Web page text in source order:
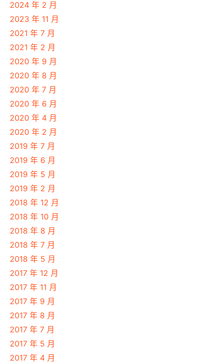
2024 年 2 月
2023 年 11 月
2021 年 7 月
2021 年 2 月
2020 年 9 月
2020 年 8 月
2020 年 7 月
2020 年 6 月
2020 年 4 月
2020 年 2 月
2019 年 7 月
2019 年 6 月
2019 年 5 月
2019 年 2 月
2018 年 12 月
2018 年 10 月
2018 年 8 月
2018 年 7 月
2018 年 5 月
2017 年 12 月
2017 年 11 月
2017 年 9 月
2017 年 8 月
2017 年 7 月
2017 年 5 月
2017 年 4 月